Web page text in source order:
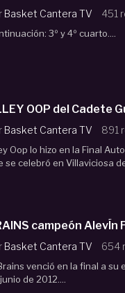
Basket Cantera TV 451
3º y 4º cuarto....
OOP del Cadete
Basket Cantera TV 891
Oop lo hizo en la Final
se celebró en Villaviciosa
Basket Cantera TV 654
venció en la final a su
de 2012....